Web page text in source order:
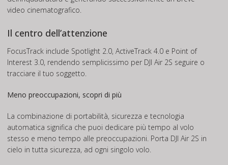
video cinematografico.
Il centro dell’attenzione
FocusTrack include Spotlight 2.0, ActiveTrack 4.0 e Point of
Interest 3.0, rendendo semplicissimo per DJI Air 2S seguire o
tracciare il tuo soggetto.
Meno preoccupazioni, scopri di più
La combinazione di portabilità, sicurezza e tecnologia
automatica significa che puoi dedicare più tempo al volo
stesso e meno tempo alle preoccupazioni. Porta DJI Air 2S in
cielo in tutta sicurezza, ad ogni singolo volo.